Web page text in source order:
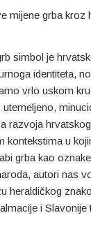
mijene grba kroz
simbol je
identiteta,
vrlo uskom
razvoja
kontekstima u
grba kao
autori nas
heraldičkog
i Slavonije